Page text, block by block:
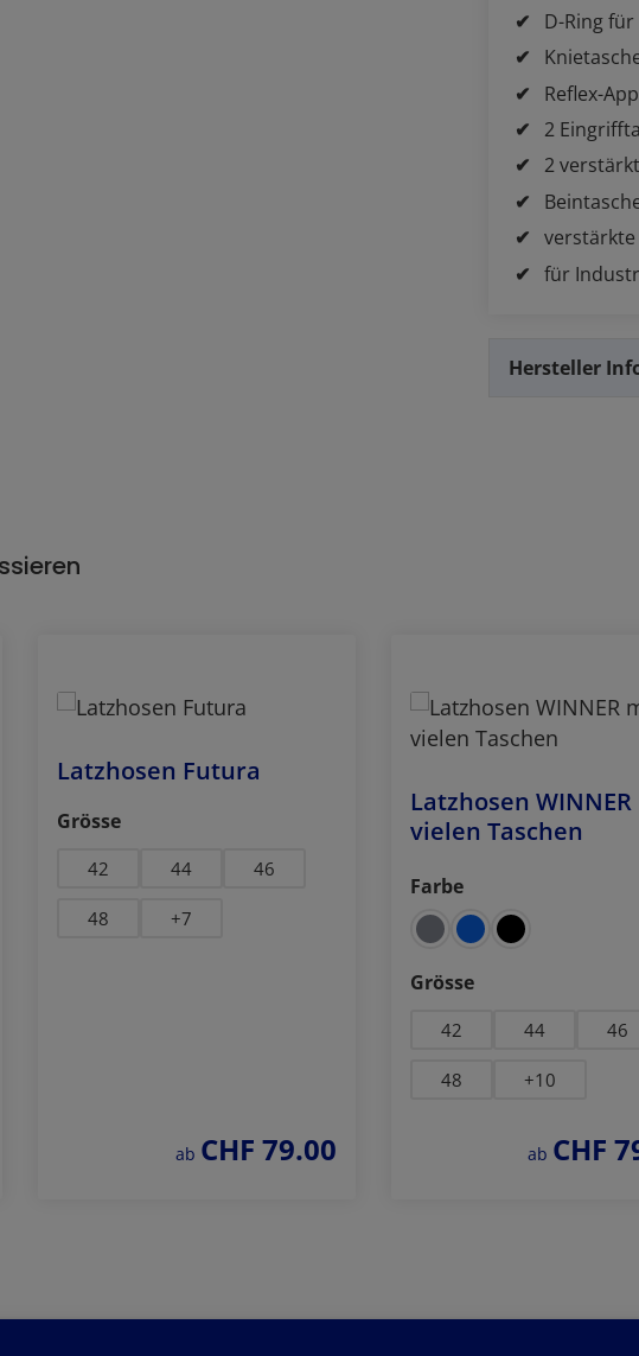
D-Ring
Reflex-
2
2
für
Hersteller
Latzhosen Futura
Grösseauswählen
42 44 46
48 +7
regulärer preis:
ab CHF 79.00
Latzhosen
vielen Taschen
Farbe
auswählen
Grösseauswählen
42 44 46
48 +10
regulärer
ab CHF